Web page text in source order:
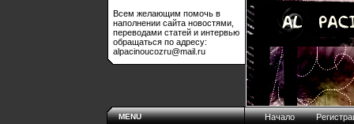
Всем желающим помочь в
наполнении сайта новостями,
переводами статей и интервью
обращаться по адресу:
alpacinoucozru@mail.ru
MENU Начало